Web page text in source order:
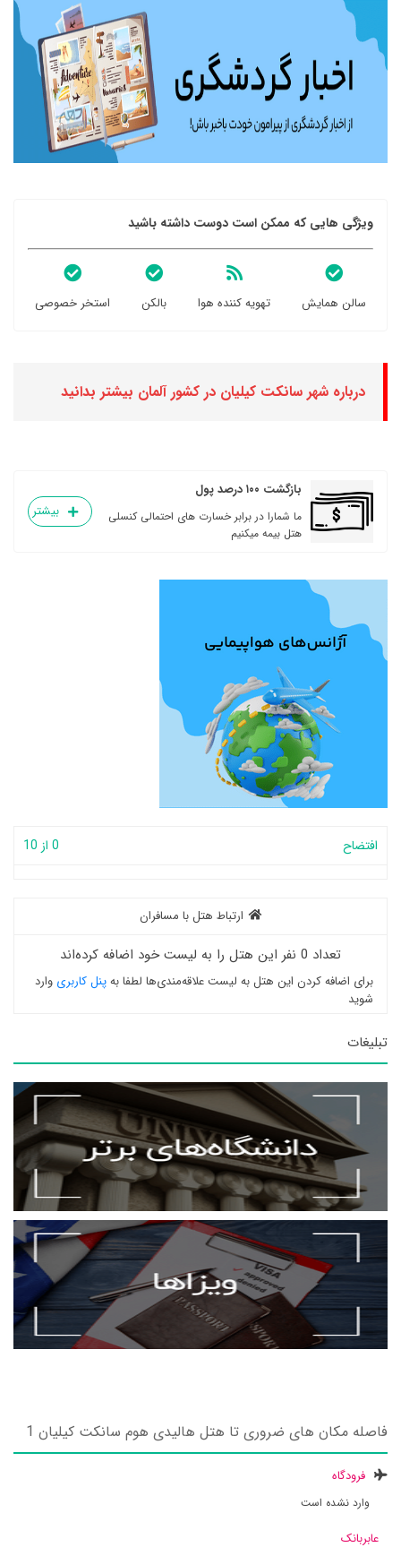
ویژگی هایی که ممکن است دوست داشته باشید
سالن همایش تهویه کننده هوا بالکن استخر خصوصی
درباره شهر سانکت کیلیان در کشور آلمان بیشتر بدانید
بازگشت ۱۰۰ درصد پول
ما شمارا در برابر خسارت های احتمالی کنسلی
هتل بیمه میکنیم
بیشتر
افتضاح 0 از 10
ارتباط هتل با مسافران
تعداد 0 نفر این هتل را به لیست خود اضافه کرده‌اند
برای اضافه کردن این هتل به لیست علاقه‌مندی‌ها لطفا بهپنل کاربری وارد
شوید
تبلیغات
فاصله مکان های ضروری تا هتل هالیدی هوم سانکت کیلیان 1
فرودگاه
وارد نشده است
عابربانک